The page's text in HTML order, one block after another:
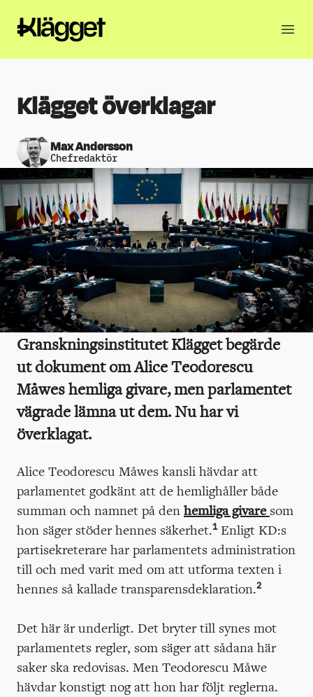
Klägget överklagar
Max Andersson
Chefredaktör
Granskningsinstitutet Klägget begärde
ut dokument om Alice Teodorescu
Måwes hemliga givare, men parlamentet
vägrade lämna ut dem. Nu har vi
överklagat.
Alice Teodorescu Måwes kansli hävdar att
parlamentet godkänt att de hemlighåller både
summan och namnet på den hemliga givare som
hon säger stöder hennes säkerhet.1Enligt KD:s
partisekreterare har parlamentets administration
till och med varit med om att utforma texten i
hennes så kallade transparensdeklaration.2
Det här är underligt. Det bryter till synes mot
parlamentets regler, som säger att sådana här
saker ska redovisas. Men Teodorescu Måwe
hävdar konstigt nog att hon har följt reglerna.